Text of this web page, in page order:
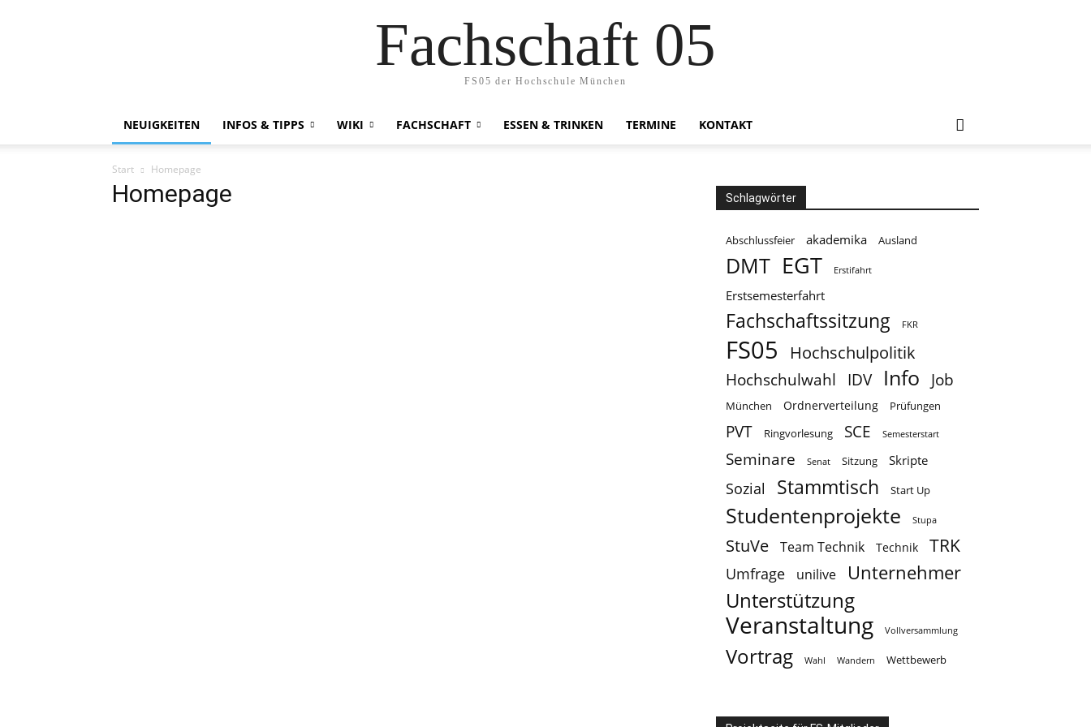
Fachschaft 05
FS05 der Hochschule München
NEUIGKEITEN INFOS & TIPPS WIKI FACHSCHAFT ESSEN & TRINKEN TERMINE KONTAKT
Start Homepage
Homepage Schlagwörter
Abschlussfeier akademika Ausland
DMT EGT Erstifahrt
Erstsemesterfahrt
Fachschaftssitzung FKR
FS05
Hochschulpolitik
Hochschulwahl IDV Info Job
München Ordnerverteilung Prüfungen
PVT Ringvorlesung SCE Semesterstart
Seminare Senat Sitzung Skripte
Sozial Stammtisch Start Up
Studentenprojekte Stupa
StuVe Team Technik Technik TRK
Umfrage unilive Unternehmer
Unterstützung
Veranstaltung Vollversammlung
Vortrag Wahl Wandern Wettbewerb